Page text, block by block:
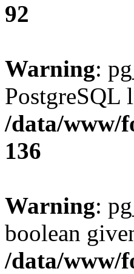
92
Warning:
PostgreSQL
/data/www/
136
Warning:
boolean
/data/www/